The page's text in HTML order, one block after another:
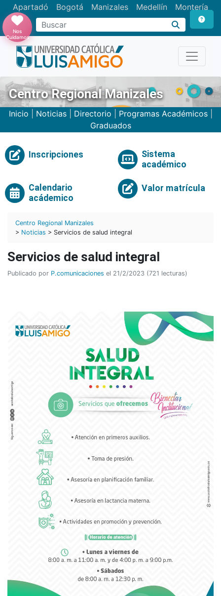
Apartadó Bogotá Manizales Medellín Montería
Nos
Cuidamos
Centro Regional Manizales
Inicio Noticias| Directorio Programas Académicos|
Graduados
Inscripciones
Sistema
académico
Calendario
acádemico
Valor matrícula
Centro Regional Manizales
> Noticias > Servicios de salud integral
Servicios de salud integral
Publicado por P.comunicaciones el 21/2/2023 (721 lecturas)